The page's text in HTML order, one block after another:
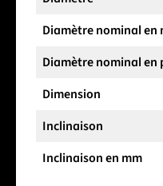
Diamètre nominal en
Diamètre nominal en
Dimension
Inclinaison
Inclinaison en mm